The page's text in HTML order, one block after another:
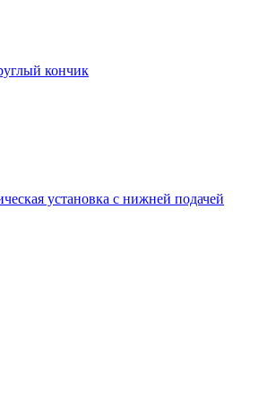
кончик
установка с нижней подачей